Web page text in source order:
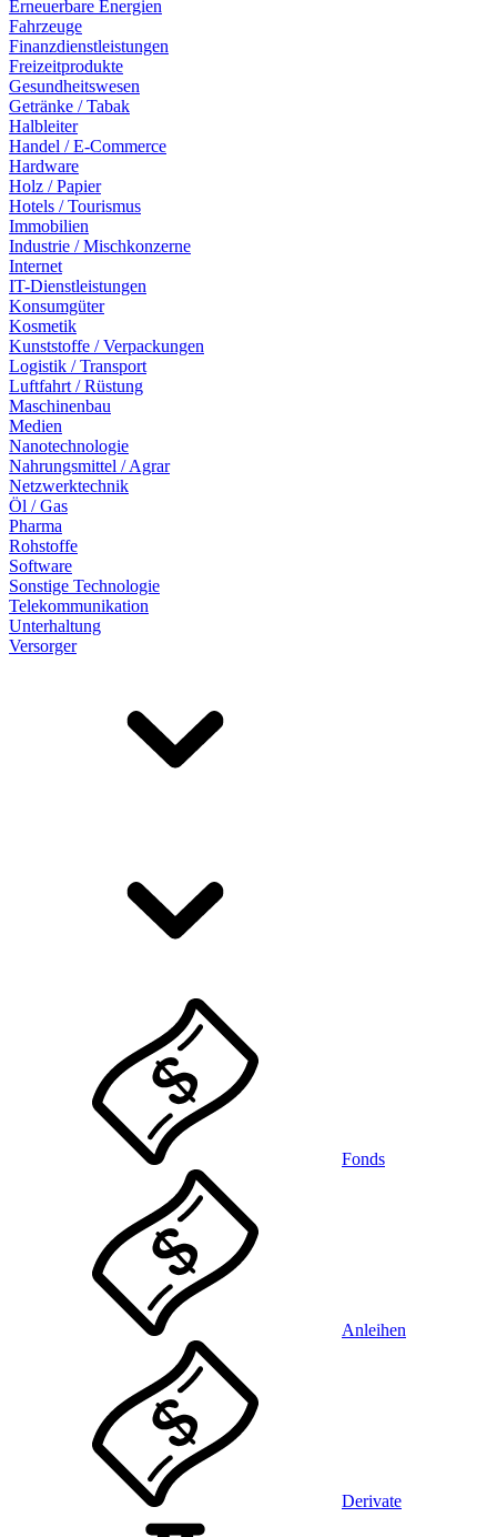
Erneuerbare Energien
Fahrzeuge
Finanzdienstleistungen
Freizeitprodukte
Gesundheitswesen
Getränke / Tabak
Halbleiter
Handel / E-Commerce
Hardware
Holz / Papier
Hotels / Tourismus
Immobilien
Industrie / Mischkonzerne
Internet
IT-Dienstleistungen
Konsumgüter
Kosmetik
Kunststoffe / Verpackungen
Logistik / Transport
Luftfahrt / Rüstung
Maschinenbau
Medien
Nanotechnologie
Nahrungsmittel / Agrar
Netzwerktechnik
Öl / Gas
Pharma
Rohstoffe
Software
Sonstige Technologie
Telekommunikation
Unterhaltung
Versorger
Fonds
Anleihen
Derivate